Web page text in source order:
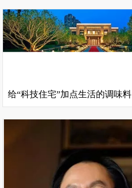
给“科技住宅”加点生活的调味料